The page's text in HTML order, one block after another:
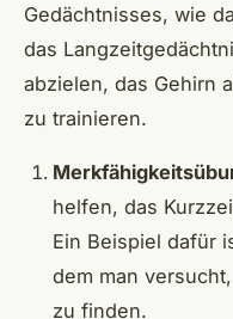
Gedächtnisses, wie
das
abzielen, das Gehirn
zu trainieren.
helfen, das
Ein Beispiel dafür
dem man
zu finden.